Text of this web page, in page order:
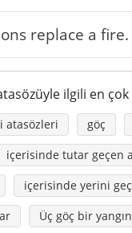
replace a fire.
ilgili en
atasözleri
göç
içerisinde tutar geçen
içerisinde yerini
Üç göç bir